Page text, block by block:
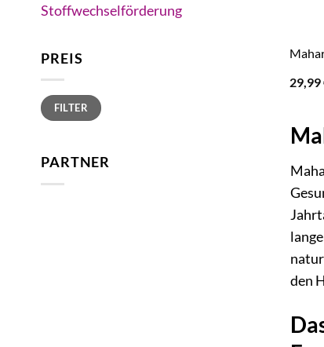
Stoffwechselförderung
PREIS
Min.
Preis
Max.
PreisFILTER
PARTNER
29,99
den